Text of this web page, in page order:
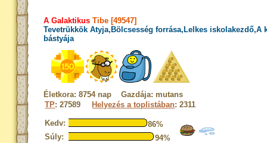
A Galaktikus Tibe [49547]
Tevetrükkök Atyja,Bölcsesség forrása,Lelkes iskolakezdő,A
bástyája
Életkora: 8754 nap Gazdája: mutans
TP: 27589 Helyezés a toplistában: 2311
Kedv:
86%
Súly:
94%